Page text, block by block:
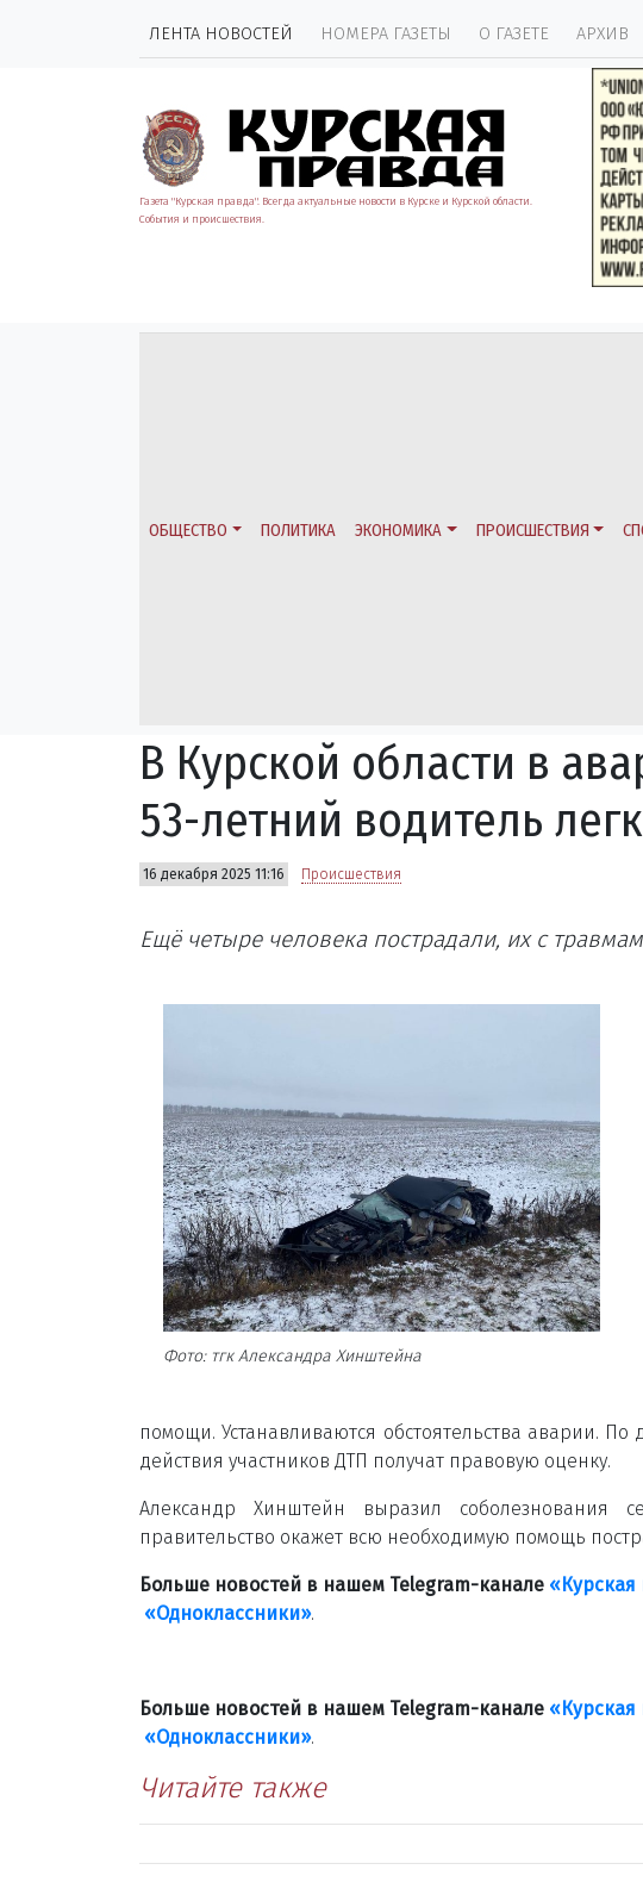
ЛЕНТА НОВОСТЕЙ НОМЕРА ГАЗЕТЫ О ГАЗЕТЕ АРХИВ
Газета "Курская правда". Всегда актуальные новости в Курске и Курской области.
События и происшествия.
ОБЩЕСТВО ПОЛИТИКА ЭКОНОМИКА ПРОИСШЕСТВИЯ
В Курской области в
53-летний водитель
16 декабря 2025 11:16 Происшествия
Ещё четыре человека пострадали, их с
Фото: тгк Александра Хинштейна
помощи. Устанавливаются обстоятельства аварии.
действия участников ДТП получат правовую оценку.
Александр Хинштейн выразил соболезнования
правительство окажет всю необходимую помощь
Больше новостей в нашем Telegram-канале «Курская
«Одноклассники».
Больше новостей в нашем Telegram-канале «Курская
«Одноклассники».
Читайте также